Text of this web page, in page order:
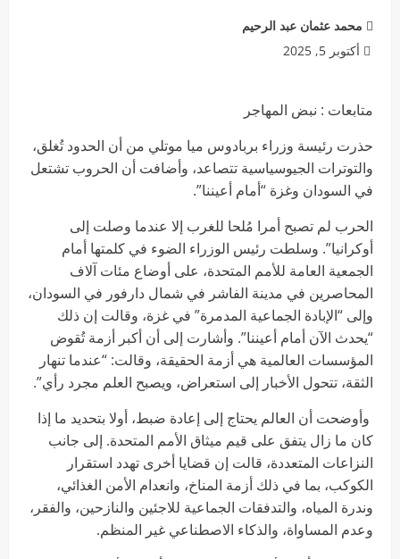
محمد عثمان عبد الرحيم
أكتوبر 5, 2025
متابعات : نبض المهاجر
حذرت رئيسة وزراء بربادوس ميا موتلي من أن الحدود تُغلق،
والتوترات الجيوسياسية تتصاعد، وأضافت أن الحروب تشتعل
في السودان وغزة “أمام أعيننا”.
الحرب لم تصبح أمرا مُلحا للغرب إلا عندما وصلت إلى
أوكرانيا”. وسلطت رئيس الوزراء الضوء في كلمتها أمام
الجمعية العامة للأمم المتحدة، على أوضاع مئات آلاف
المحاصرين في مدينة الفاشر في شمال دارفور في السودان،
وإلى “الإبادة الجماعية المدمرة” في غزة، وقالت إن ذلك
“يحدث الآن أمام أعيننا”. وأشارت إلى أن أكبر أزمة تُقوض
المؤسسات العالمية هي أزمة الحقيقة، وقالت: “عندما تنهار
الثقة، تتحول الأخبار إلى استعراض، ويصبح العلم مجرد رأي”.
وأوضحت أن العالم يحتاج إلى إعادة ضبط، أولا بتحديد ما إذا
كان ما زال يتفق على قيم ميثاق الأمم المتحدة. إلى جانب
النزاعات المتعددة، قالت إن قضايا أخرى تهدد استقرار
الكوكب، بما في ذلك أزمة المناخ، وانعدام الأمن الغذائي،
وندرة المياه، والتدفقات الجماعية للاجئين والنازحين، والفقر،
وعدم المساواة، والذكاء الاصطناعي غير المنظم.